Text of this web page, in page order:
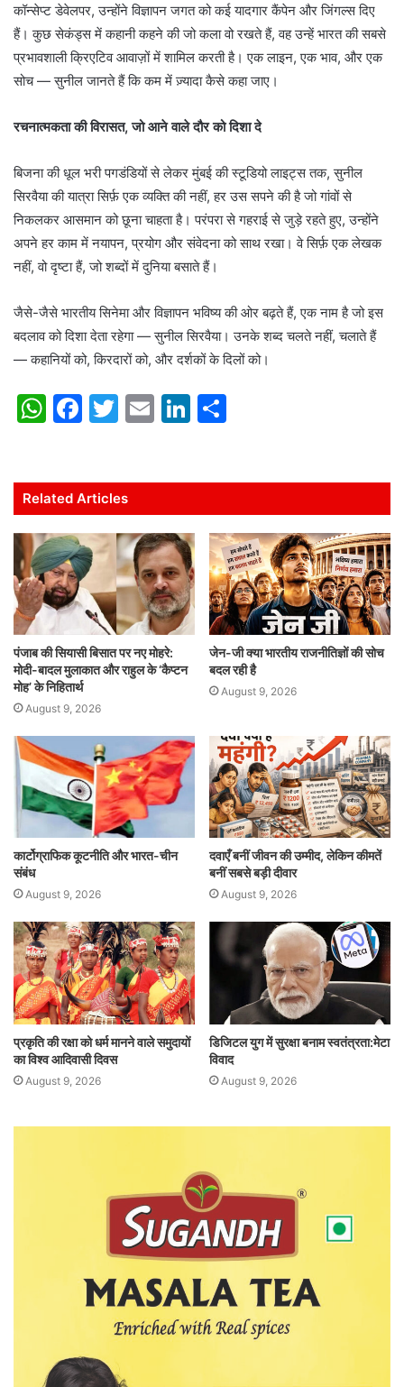
कॉन्सेप्ट डेवेलपर, उन्होंने विज्ञापन जगत को कई यादगार कैंपेन और जिंगल्स दिए
हैं। कुछ सेकंड्स में कहानी कहने की जो कला वो रखते हैं, वह उन्हें भारत की सबसे
प्रभावशाली क्रिएटिव आवाज़ों में शामिल करती है। एक लाइन, एक भाव, और एक
सोच — सुनील जानते हैं कि कम में ज़्यादा कैसे कहा जाए।
रचनात्मकता की विरासत, जो आने वाले दौर को दिशा दे
बिजना की धूल भरी पगडंडियों से लेकर मुंबई की स्टूडियो लाइट्स तक, सुनील
सिरवैया की यात्रा सिर्फ़ एक व्यक्ति की नहीं, हर उस सपने की है जो गांवों से
निकलकर आसमान को छूना चाहता है। परंपरा से गहराई से जुड़े रहते हुए, उन्होंने
अपने हर काम में नयापन, प्रयोग और संवेदना को साथ रखा। वे सिर्फ़ एक लेखक
नहीं, वो दृष्टा हैं, जो शब्दों में दुनिया बसाते हैं।
जैसे-जैसे भारतीय सिनेमा और विज्ञापन भविष्य की ओर बढ़ते हैं, एक नाम है जो इस
बदलाव को दिशा देता रहेगा — सुनील सिरवैया। उनके शब्द चलते नहीं, चलाते हैं
— कहानियों को, किरदारों को, और दर्शकों के दिलों को।
W
s
A
p
p
F
e
b
o
o
k
T
er
E
l
Li
e
dI
n
e
Related Articles
पंजाब की सियासी बिसात पर नए मोहरे:
मोदी-बादल मुलाकात और राहुल के ‘कैप्टन
मोह’ के निहितार्थ
August 9, 2026
जेन-जी क्या भारतीय राजनीतिज्ञों की सोच
बदल रही है
August 9, 2026
कार्टोग्राफिक कूटनीति और भारत-चीन
संबंध
August 9, 2026
दवाएँ बनीं जीवन की उम्मीद, लेकिन कीमतें
बनीं सबसे बड़ी दीवार
August 9, 2026
प्रकृति की रक्षा को धर्म मानने वाले समुदायों
का विश्व आदिवासी दिवस
August 9, 2026
डिजिटल युग में सुरक्षा बनाम स्वतंत्रता:मेटा
विवाद
August 9, 2026